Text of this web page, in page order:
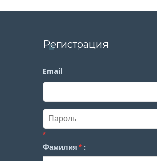
Регистрация
Email
*
Фамилия * :